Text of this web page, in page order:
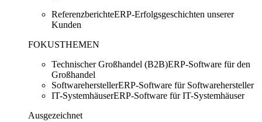
ReferenzberichteERP-Erfolgsgeschichten unserer
Kunden
FOKUSTHEMEN
Technischer Großhandel (B2B)ERP-Software für den
Großhandel
SoftwareherstellerERP-Software für Softwarehersteller
IT-SystemhäuserERP-Software für IT-Systemhäuser
Ausgezeichnet